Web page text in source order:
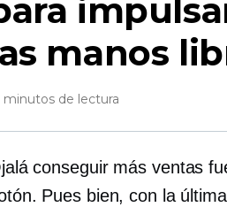
manos
minutos de lectura
conseguir más ventas
Pues bien, con la